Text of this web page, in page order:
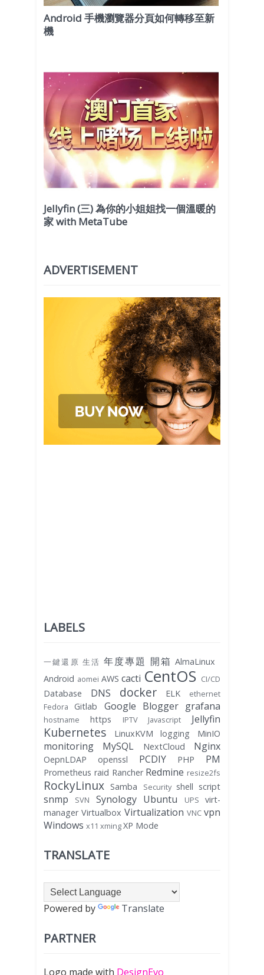
Android 手機瀏覽器分頁如何轉移至新
機
Jellyfin (三) 為你的小姐姐找一個溫暖的
家 with MetaTube
ADVERTISEMENT
LABELS
一鍵還原 生活 年度專題 開箱 AlmaLinux
Android aomei AWS cacti CentOS CI/CD
Database DNS docker ELK
ethernet
Fedora
Gitlab Google Blogger grafana
hostname https IPTV Javascript Jellyfin
Kubernetes LinuxKVM logging MinIO
monitoring MySQL NextCloud Nginx
OepnLDAP openssl PCDIY PHP PM
Prometheus raid Rancher Redmine resize2fs
RockyLinux Samba Security shell script
snmp SVN Synology Ubuntu UPS
virt-
manager Virtualbox Virtualization VNC vpn
Windows x11 xmingXP Mode
TRANSLATE
Powered by Translate
PARTNER
Logo made with DesignEvo